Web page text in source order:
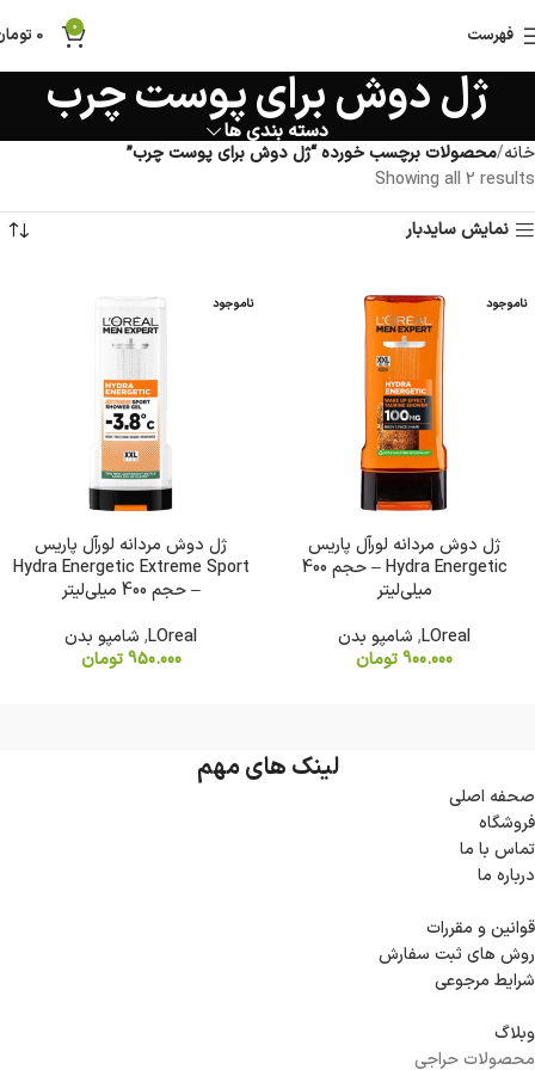
فهرست 0
0
ژل دوش برای پوست چرب
دسته بندی ها
خانه محصولات برچسب خورده “ژل دوش برای پوست چرب”
Showing all 2 results
نمایش سایدبار
ناموجود
ژل دوش مردانه لورآل پاریس
Hydra Energetic – حجم 400
میلی‌لیتر
LOreal
, شامپو بدن
900.000تومان
ناموجود
ژل دوش مردانه لورآل پاریس
Hydra Energetic Extreme Sport
– حجم 400 میلی‌لیتر
LOreal
, شامپو بدن
950.000 تومان
لینک های مهم
صحفه اصلی
فروشگاه
تماس با ما
درباره ما
قوانین و مقررات
روش های ثبت سفارش
شرایط مرجوعی
وبلاگ
محصولات حراجی